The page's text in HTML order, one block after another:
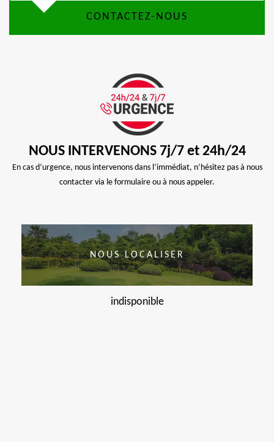
CONTACTEZ-NOUS
NOUS INTERVENONS 7j/7 et 24h/24
En cas d’urgence, nous intervenons dans l’immédiat, n’hésitez pas à nous
contacter via le formulaire ou à nous appeler.
NOUS LOCALISER
indisponible